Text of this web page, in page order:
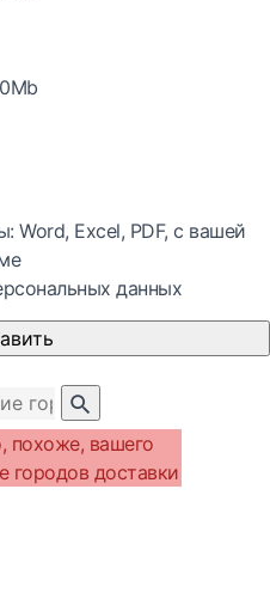
Word, Exсel, PDF, с вашей
данных
похоже, вашего
городов доставки